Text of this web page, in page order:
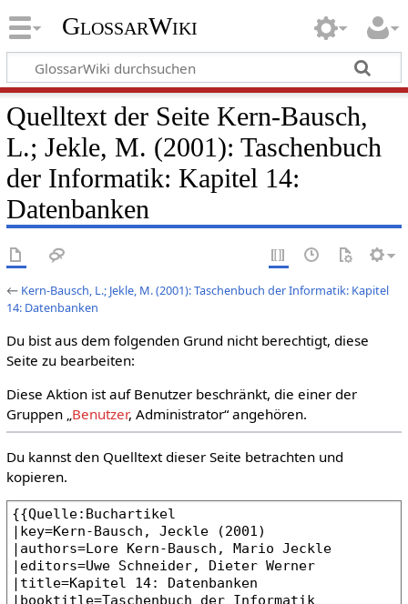
GlossarWiki
Quelltext der Seite Kern-Bausch,
L.; Jekle, M. (2001): Taschenbuch
der Informatik: Kapitel 14:
Datenbanken
← Kern-Bausch, L.; Jekle, M. (2001): Taschenbuch der Informatik: Kapitel
14: Datenbanken
Du bist aus dem folgenden Grund nicht berechtigt, diese
Seite zu bearbeiten:
Diese Aktion ist auf Benutzer beschränkt, die einer der
Gruppen „Benutzer, Administrator“ angehören.
Du kannst den Quelltext dieser Seite betrachten und
kopieren.